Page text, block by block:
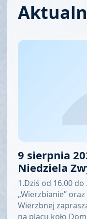
9 sierpnia
Niedziela
1.Dziś od 16.00 do
„Wierzbianie”
Wierzbnej
na placu koło